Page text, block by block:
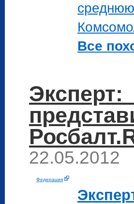
Все
22.05.2012
Федерация